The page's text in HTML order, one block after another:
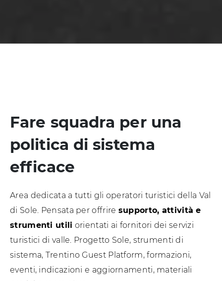
Fare squadra per una
politica di sistema
efficace
Area dedicata a tutti gli operatori turistici della Val
di Sole. Pensata per offrire supporto, attività e
strumenti utili orientati ai fornitori dei servizi
turistici di valle. Progetto Sole, strumenti di
sistema, Trentino Guest Platform, formazioni,
eventi, indicazioni e aggiornamenti, materiali